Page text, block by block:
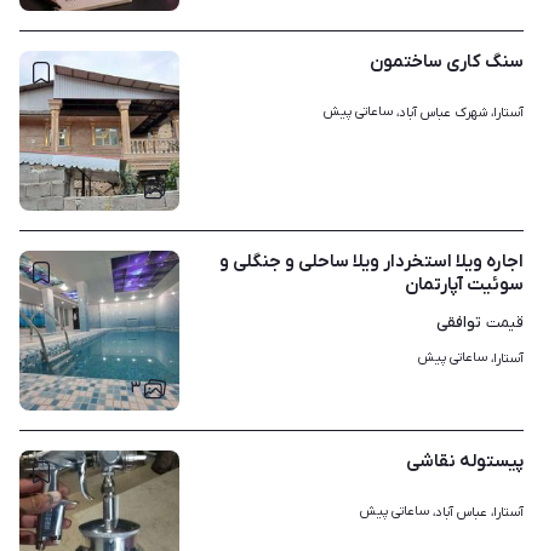
۷
سنگ کاری ساختمون
آستارا، شهرک عباس آباد، ساعاتی پیش
۳
اجاره ویلا استخردار ویلا ساحلی و جنگلی و
سوئیت آپارتمان
قیمت توافقی
آستارا، ساعاتی پیش
پیستوله نقاشی
آستارا، عباس آباد، ساعاتی پیش